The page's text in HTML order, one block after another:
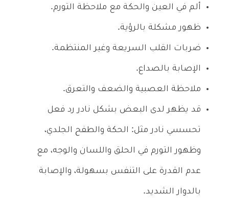
ألم في العين والحكة مع ملاحظة التورم.
ظهور مشكلة بالرؤية.
ضربات القلب السريعة وغير المنتظمة.
الإصابة بالصداع.
ملاحظة العصبية والضعف والتعرق.
قد يظهر لدى البعض بشكل نادر رد فعل
تحسسي نادر مثل: الحكة والطفح الجلدي،
وظهور التورم في الحلق واللسان والوجه، مع
عدم القدرة على التنفس بسهولة، والإصابة
بالدوار الشديد.